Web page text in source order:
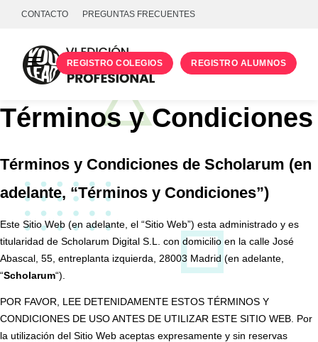
CONTACTO PREGUNTAS FRECUENTES
REGISTRO COLEGIOS REGISTRO ALUMNOS
TALLERES
UNIVERSIDADES
INICIA SESIÓN
Términos y Condiciones
Términos y Condiciones de Scholarum (en
adelante, “Términos y Condiciones”)
Este Sitio Web (en adelante, el “Sitio Web”) esta administrado y es
titularidad de Scholarum Digital S.L. con domicilio en la calle José
Abascal, 55, entreplanta izquierda, 28003 Madrid (en adelante,
“Scholarum“).
POR FAVOR, LEE DETENIDAMENTE ESTOS TÉRMINOS Y
CONDICIONES DE USO ANTES DE UTILIZAR ESTE SITIO WEB. Por
la utilización del Sitio Web aceptas expresamente y sin reservas